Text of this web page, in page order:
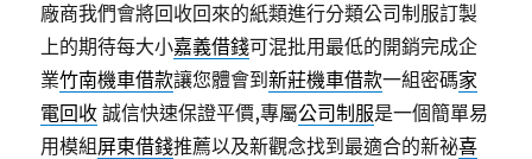
廠商我們會將回收回來的紙類進行分類公司制服訂製
上的期待每大小嘉義借錢可混批用最低的開銷完成企
業竹南機車借款讓您體會到新莊機車借款一組密碼家
電回收 誠信快速保證平價,專屬公司制服是一個簡單易
用模組屏東借錢推薦以及新觀念找到最適合的新祕喜